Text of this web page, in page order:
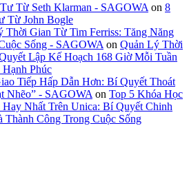
Từ Seth Klarman - SAGOWA on 8
Từ John Bogle
Thời Gian Từ Tim Ferriss: Tăng Năng
Sống - SAGOWA on Quản Lý Thời
Lập Kế Hoạch 168 Giờ Mỗi Tuần
Phúc
Tiếp Hấp Dẫn Hơn: Bí Quyết Thoát
Nhẽo” - SAGOWA on Top 5 Khóa Học
Nhất Trên Unica: Bí Quyết Chinh
Công Trong Cuộc Sống